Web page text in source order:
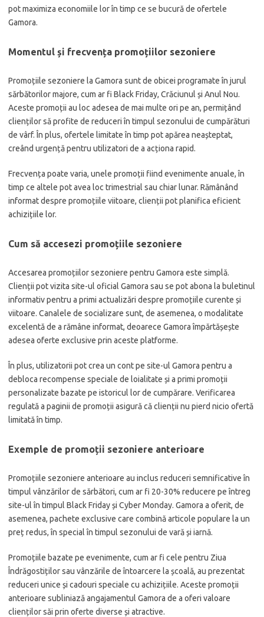
pot maximiza economiile lor în timp ce se bucură de ofertele
Gamora.
Momentul și frecvența promoțiilor sezoniere
Promoțiile sezoniere la Gamora sunt de obicei programate în jurul
sărbătorilor majore, cum ar fi Black Friday, Crăciunul și Anul Nou.
Aceste promoții au loc adesea de mai multe ori pe an, permițând
clienților să profite de reduceri în timpul sezonului de cumpărături
de vârf. În plus, ofertele limitate în timp pot apărea neașteptat,
creând urgență pentru utilizatori de a acționa rapid.
Frecvența poate varia, unele promoții fiind evenimente anuale, în
timp ce altele pot avea loc trimestrial sau chiar lunar. Rămânând
informat despre promoțiile viitoare, clienții pot planifica eficient
achizițiile lor.
Cum să accesezi promoțiile sezoniere
Accesarea promoțiilor sezoniere pentru Gamora este simplă.
Clienții pot vizita site-ul oficial Gamora sau se pot abona la buletinul
informativ pentru a primi actualizări despre promoțiile curente și
viitoare. Canalele de socializare sunt, de asemenea, o modalitate
excelentă de a rămâne informat, deoarece Gamora împărtășește
adesea oferte exclusive prin aceste platforme.
În plus, utilizatorii pot crea un cont pe site-ul Gamora pentru a
debloca recompense speciale de loialitate și a primi promoții
personalizate bazate pe istoricul lor de cumpărare. Verificarea
regulată a paginii de promoții asigură că clienții nu pierd nicio ofertă
limitată în timp.
Exemple de promoții sezoniere anterioare
Promoțiile sezoniere anterioare au inclus reduceri semnificative în
timpul vânzărilor de sărbători, cum ar fi 20-30% reducere pe întreg
site-ul în timpul Black Friday și Cyber Monday. Gamora a oferit, de
asemenea, pachete exclusive care combină articole populare la un
preț redus, în special în timpul sezonului de vară și iarnă.
Promoțiile bazate pe evenimente, cum ar fi cele pentru Ziua
Îndrăgostiților sau vânzările de întoarcere la școală, au prezentat
reduceri unice și cadouri speciale cu achizițiile. Aceste promoții
anterioare subliniază angajamentul Gamora de a oferi valoare
clienților săi prin oferte diverse și atractive.